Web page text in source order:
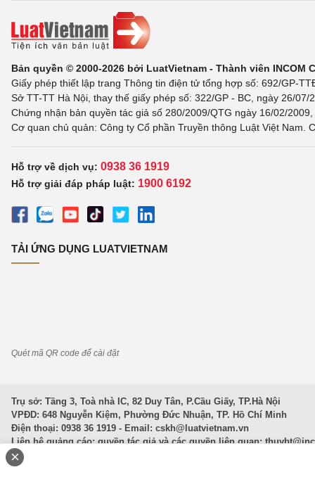
Bản quyền © 2000-2026 bởi LuatVietnam - Thành viên INCOM
Giấy phép thiết lập trang Thông tin điện tử tổng hợp số: 692/GP-
Sở TT-TT Hà Nội, thay thế giấy phép số: 322/GP - BC, ngày 26/
Chứng nhận bản quyền tác giả số 280/2009/QTG ngày 16/02/
Cơ quan chủ quản: Công ty Cổ phần Truyền thông Luật Việt Nam.
Hỗ trợ về dịch vụ: 0938 36 1919
Hỗ trợ giải đáp pháp luật: 1900 6192
TẢI ỨNG DỤNG LUATVIETNAM
Quét mã QR code để cài đặt
Trụ sở: Tầng 3, Toà nhà IC, 82 Duy Tân, P.Cầu Giấy, TP.Hà Nội
VPĐD: 648 Nguyễn Kiệm, Phường Đức Nhuận, TP. Hồ Chí Minh
Điện thoại: 0938 36 1919 - Email: cskh@luatvietnam.vn
Liên hệ quảng cáo; quyền tác giả và các quyền liên quan:
Văn Bản Pháp Luật
×